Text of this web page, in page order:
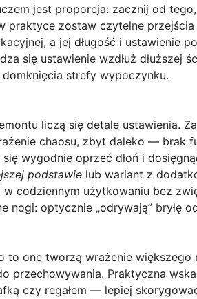
jest proporcja: zacznij od
praktyce zostaw czytelne
a jej długość i ustawienie
się ustawienie wzdłuż dłuższej
strefy wypoczynku.
liczą się detale ustawienia.
chaosu, zbyt daleko — brak
wygodnie oprzeć dłoń i
podstawie lub wariant z
codziennym użytkowaniu bez
nogi: optycznie „odrywają” bryłę
to one tworzą wrażenie
przechowywania. Praktyczna
czy regałem — lepiej